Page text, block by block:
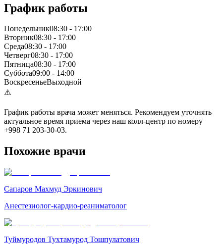
График работы
Понедельник08:30 - 17:00
Вторник08:30 - 17:00
Среда08:30 - 17:00
Четверг08:30 - 17:00
Пятница08:30 - 17:00
Суббота09:00 - 14:00
ВоскресеньеВыходной
⚠️
График работы врача может меняться. Рекомендуем уточнять
актуальное время приема через наш колл-центр по номеру
+998 71 203-30-03.
Похожие врачи
Сапаров Махмуд Эркинович
Анестезиолог-кардио-реаниматолог
Туймуродов Тухтамурод Тошпулатович